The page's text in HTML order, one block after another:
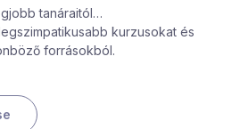
tanáraitól…
kurzusokat és
forrásokból.